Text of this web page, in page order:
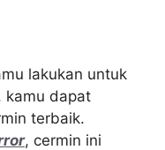
lakukan untuk
kamu dapat
terbaik.
, cermin ini